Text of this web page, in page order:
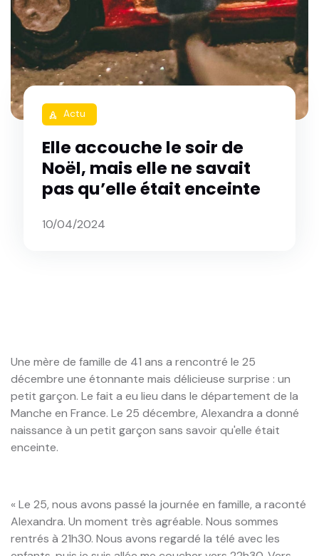
rocket Actu
Elle accouche le soir de
Noël, mais elle ne savait
pas qu’elle était enceinte
10/04/2024
Une mère de famille de 41 ans a rencontré le 25
décembre une étonnante mais délicieuse surprise : un
petit garçon. Le fait a eu lieu dans le département de la
Manche en France. Le 25 décembre, Alexandra a donné
naissance à un petit garçon sans savoir qu'elle était
enceinte.
« Le 25, nous avons passé la journée en famille, a raconté
Alexandra. Un moment très agréable. Nous sommes
rentrés à 21h30. Nous avons regardé la télé avec les